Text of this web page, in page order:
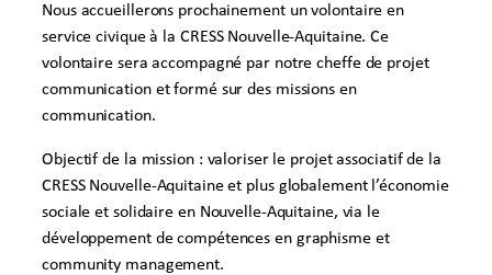
Nous accueillerons prochainement un volontaire en
service civique à la CRESS Nouvelle-Aquitaine. Ce
volontaire sera accompagné par notre cheffe de projet
communication et formé sur des missions en
communication.
Objectif de la mission : valoriser le projet associatif de la
CRESS Nouvelle-Aquitaine et plus globalement l’économie
sociale et solidaire en Nouvelle-Aquitaine, via le
développement de compétences en graphisme et
community management.